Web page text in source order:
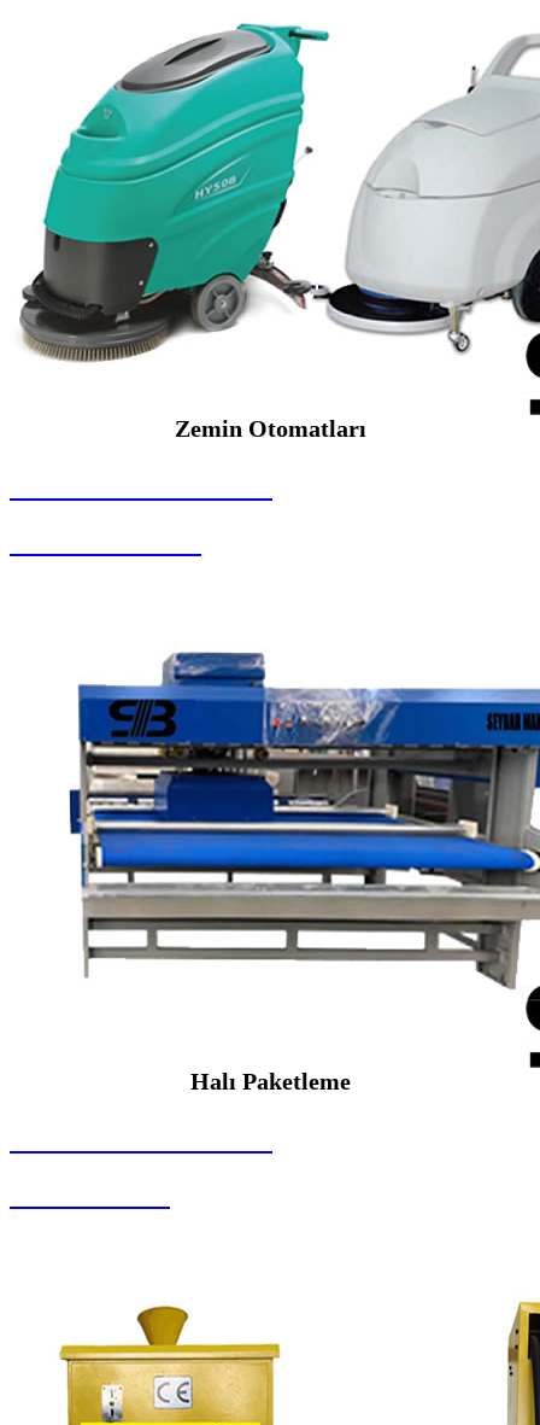
Zemin Otomatları
Halı Paketleme